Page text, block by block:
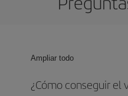
Ampliar todo
¿Cómo conseguir el